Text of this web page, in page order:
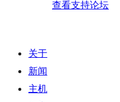
查看支持论坛
关于
新闻
主机